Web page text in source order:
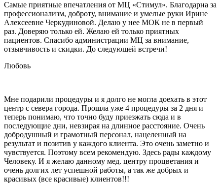
Самые приятные впечатления от МЦ «Стимул». Благодарна за
профессионализм, доброту, внимание и умелые руки Ирине
Алексеевне Черкудиновой. Делаю у нее МОК не в первый
раз. Доверяю только ей. Желаю ей только приятных
пациентов. Спасибо администрации МЦ за внимание,
отзывчивость и скидки. До следующей встречи!
Любовь
Мне подарили процедуры и я долго не могла доехать в этот
центр с севера города. Прошла уже 4 процедуры за 2 дня и
теперь понимаю, что точно буду приезжать сюда и в
последующие дни, невзирая на длинное расстояние. Очень
добродушный и грамотный персонал, нацеленный на
результат и позитив у каждого клиента. Это очень заметно и
чувствуется. Поэтому всем рекомендую. Здесь рады каждому
Человеку. И я желаю данному мед. центру процветания и
очень долгих лет успешной работы, а так же добрых и
красивых (все красивые) клиентов!!!